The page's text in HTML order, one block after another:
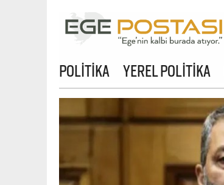
POLİTİKA YEREL POLİTİKA